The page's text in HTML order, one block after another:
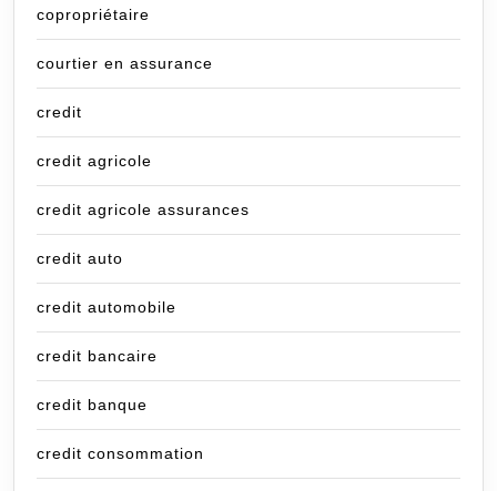
copropriétaire
courtier en assurance
credit
credit agricole
credit agricole assurances
credit auto
credit automobile
credit bancaire
credit banque
credit consommation